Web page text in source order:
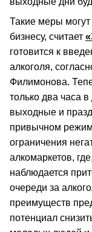
Такие меры
бизнесу, считает
готовится к
алкоголя,
Филимонова.
только два часа
выходные и
привычном
ограничения
алкомаркетов,
наблюдается
очереди за
преимуществ
потенциал